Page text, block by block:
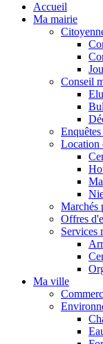
Accueil
Ma mairie
Conseil
Location
Marchés
Offres
Services
Ma ville